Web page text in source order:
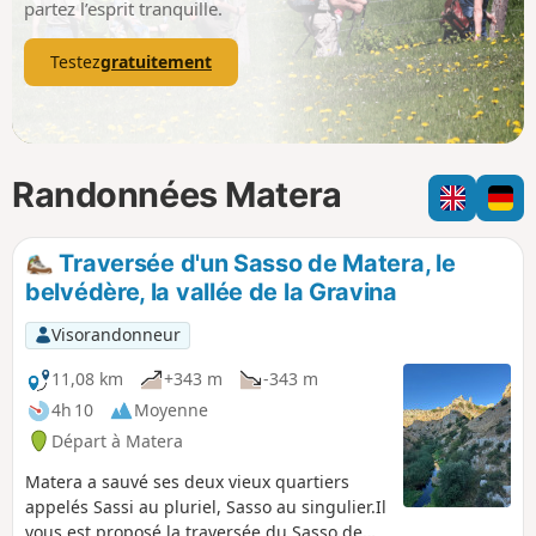
partez l’esprit tranquille.
Testezgratuitement
Randonnées Matera
Traversée d'un Sasso de Matera, le
belvédère, la vallée de la Gravina
Visorandonneur
11,08 km
+343 m
-343 m
4h 10
Moyenne
Départ à Matera
Matera a sauvé ses deux vieux quartiers
appelés Sassi au pluriel, Sasso au singulier.Il